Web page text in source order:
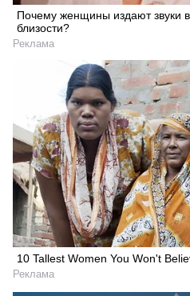
Почему женщины издают звуки
близости?
Реклама
10 Tallest Women You Won't
Реклама